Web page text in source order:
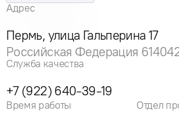
Адрес
Пермь, улица Гальперина 17
Российская Федерация
Служба качества
+7 (922) 640-39-19
Время работы Отдел